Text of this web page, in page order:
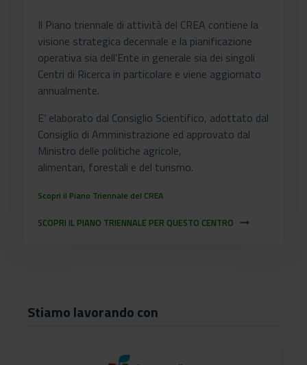
Il Piano triennale di attività del CREA contiene la
visione strategica decennale e la pianificazione
operativa sia dell’Ente in generale sia dei singoli
Centri di Ricerca in particolare e viene aggiornato
annualmente.
E’ elaborato dal Consiglio Scientifico, adottato dal
Consiglio di Amministrazione ed approvato dal
Ministro delle politiche agricole,
alimentari, forestali e del turismo.
Scopri il Piano Triennale del CREA
SCOPRI IL PIANO TRIENNALE PER QUESTO CENTRO arrow_right_alt
Stiamo lavorando con